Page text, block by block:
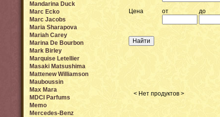
Цена от до
< Нет продуктов >
Mandarina Duck
Marc Ecko
Marc Jacobs
Maria Sharapova
Mariah Carey
Marina De Bourbon
Mark Birley
Marquise Letellier
Masaki Matsushima
Mattenew Williamson
Mauboussin
Max Mara
MDCI Parfums
Memo
Mercedes-Benz